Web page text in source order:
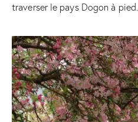
traverser le pays Dogon à pied.